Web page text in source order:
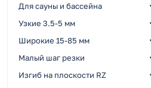
Для сауны и бассейна
Узкие 3.5-5 мм
Широкие 15-85 мм
Малый шаг резки
Изгиб на плоскости RZ